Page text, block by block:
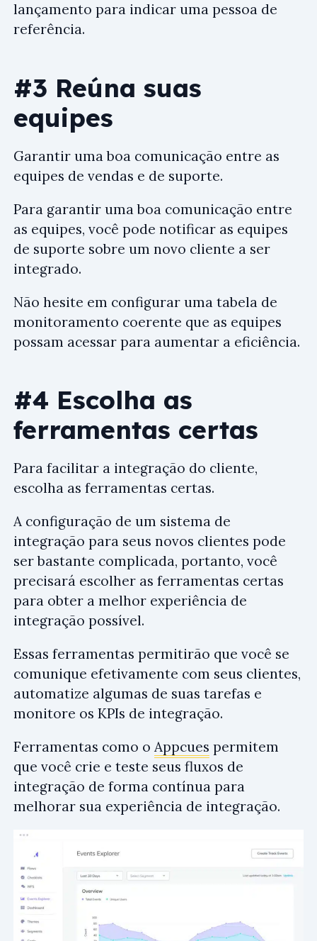
lançamento para indicar uma pessoa de
referência.
#3 Reúna suas
equipes
Garantir uma boa comunicação entre as
equipes de vendas e de suporte.
Para garantir uma boa comunicação entre
as equipes, você pode notificar as equipes
de suporte sobre um novo cliente a ser
integrado.
Não hesite em configurar uma tabela de
monitoramento coerente que as equipes
possam acessar para aumentar a eficiência.
#4 Escolha as
ferramentas certas
Para facilitar a integração do cliente,
escolha as ferramentas certas.
A configuração de um sistema de
integração para seus novos clientes pode
ser bastante complicada, portanto, você
precisará escolher as ferramentas certas
para obter a melhor experiência de
integração possível.
Essas ferramentas permitirão que você se
comunique efetivamente com seus clientes,
automatize algumas de suas tarefas e
monitore os KPIs de integração.
Ferramentas como o Appcues permitem
que você crie e teste seus fluxos de
integração de forma contínua para
melhorar sua experiência de integração.